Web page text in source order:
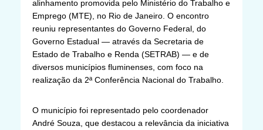
alinhamento promovida pelo Ministério do Trabalho e
Emprego (MTE), no Rio de Janeiro. O encontro
reuniu representantes do Governo Federal, do
Governo Estadual — através da Secretaria de
Estado de Trabalho e Renda (SETRAB) — e de
diversos municípios fluminenses, com foco na
realização da 2ª Conferência Nacional do Trabalho.
O município foi representado pelo coordenador
André Souza, que destacou a relevância da iniciativa